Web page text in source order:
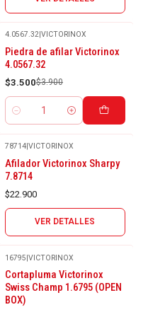
-10%
OFF
4.0567.32 VICTORINOX
Piedra de afilar Victorinox
4.0567.32
$3.500$3.900
Cantidad
78714|VICTORINOX
Afilador Victorinox Sharpy
7.8714
$22.900
VER DETALLES
-9%
OFF
16795|VICTORINOX
Cortapluma Victorinox
Swiss Champ 1.6795 (OPEN
BOX)